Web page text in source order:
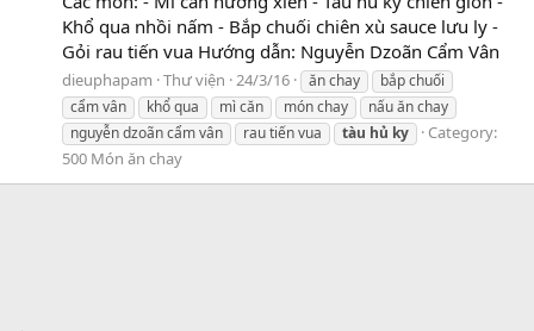
Khổ qua nhồi nấm - Bắp chuối chiên xù sauce lưu ly -
Gỏi rau tiến vua Hướng dẫn: Nguyễn Dzoãn Cẩm Vân
dieuphapam Thư viện 24/3/16 ăn chay
bắp chuối
cẩm vân
khổ qua mì căn món chay
nấu ăn chay
nguyễn dzoãn cẩm vân
rau tiến vua tàu hủ ky
Category:
500 Món ăn chay